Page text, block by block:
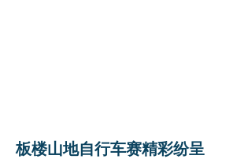
板楼山地自行车赛精彩纷呈